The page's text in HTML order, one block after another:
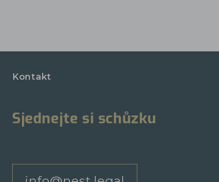
Kontakt
Sjednejte si schůzku